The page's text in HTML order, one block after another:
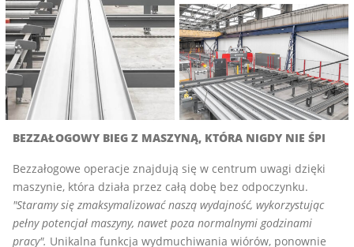
BEZZAŁOGOWY BIEG Z MASZYNĄ, KTÓRA NIGDY NIE ŚPI
Bezzałogowe operacje znajdują się w centrum uwagi dzięki
maszynie, która działa przez całą dobę bez odpoczynku.
"Staramy się zmaksymalizować naszą wydajność, wykorzystując
pełny potencjał maszyny, nawet poza normalnymi godzinami
pracy". Unikalna funkcja wydmuchiwania wiórów, ponownie